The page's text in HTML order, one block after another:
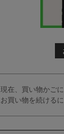
現在、買い物かご
お買い物を続ける